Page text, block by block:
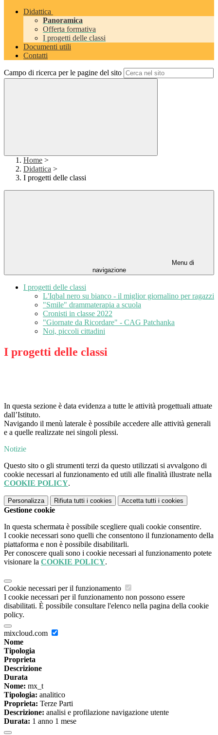
Didattica
Panoramica
Offerta formativa
I progetti delle classi
Documenti utili
Contatti
Campo di ricerca per le pagine del sito
Home >
Didattica >
I progetti delle classi
Menu di
navigazione
I progetti delle classi
L'Iqbal nero su bianco - il miglior giornalino per ragazzi
"Smile" drammaterapia a scuola
Cronisti in classe 2022
"Giornate da Ricordare" - CAG Patchanka
Noi, piccoli cittadini
I progetti delle classi
In questa sezione è data evidenza a tutte le attività progettuali attuate
dall’Istituto.
Navigando il menù laterale è possibile accedere alle attività generali
e a quelle realizzate nei singoli plessi.
Notizie
Questo sito o gli strumenti terzi da questo utilizzati si avvalgono di
cookie necessari al funzionamento ed utili alle finalità illustrate nella
COOKIE POLICY.
Personalizza Rifiuta tutti i cookies Accetta tutti i cookies
Gestione cookie
In questa schermata è possibile scegliere quali cookie consentire.
I cookie necessari sono quelli che consentono il funzionamento della
piattaforma e non è possibile disabilitarli.
Per conoscere quali sono i cookie necessari al funzionamento potete
visionare la COOKIE POLICY.
Cookie necessari per il funzionamento
I cookie necessari per il funzionamento non possono essere
disabilitati. È possibile consultare l'elenco nella pagina della cookie
policy.
mixcloud.com
Nome
Tipologia
Proprieta
Descrizione
Durata
Nome: mx_t
Tipologia: analitico
Proprieta: Terze Parti
Descrizione: analisi e profilazione navigazione utente
Durata: 1 anno 1 mese